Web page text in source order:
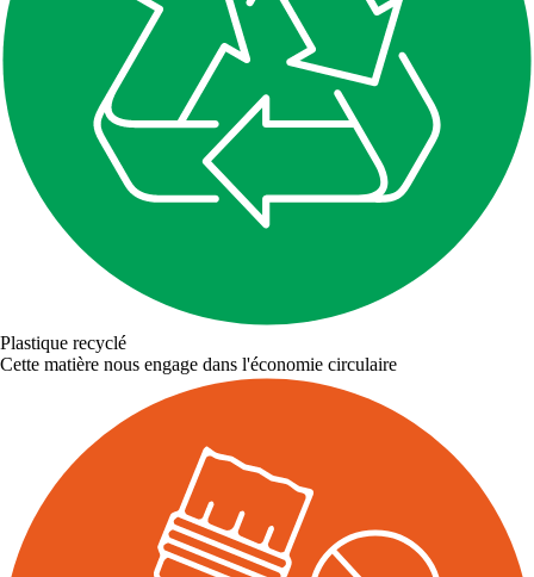
Plastique recyclé
Cette matière nous engage dans l'économie circulaire